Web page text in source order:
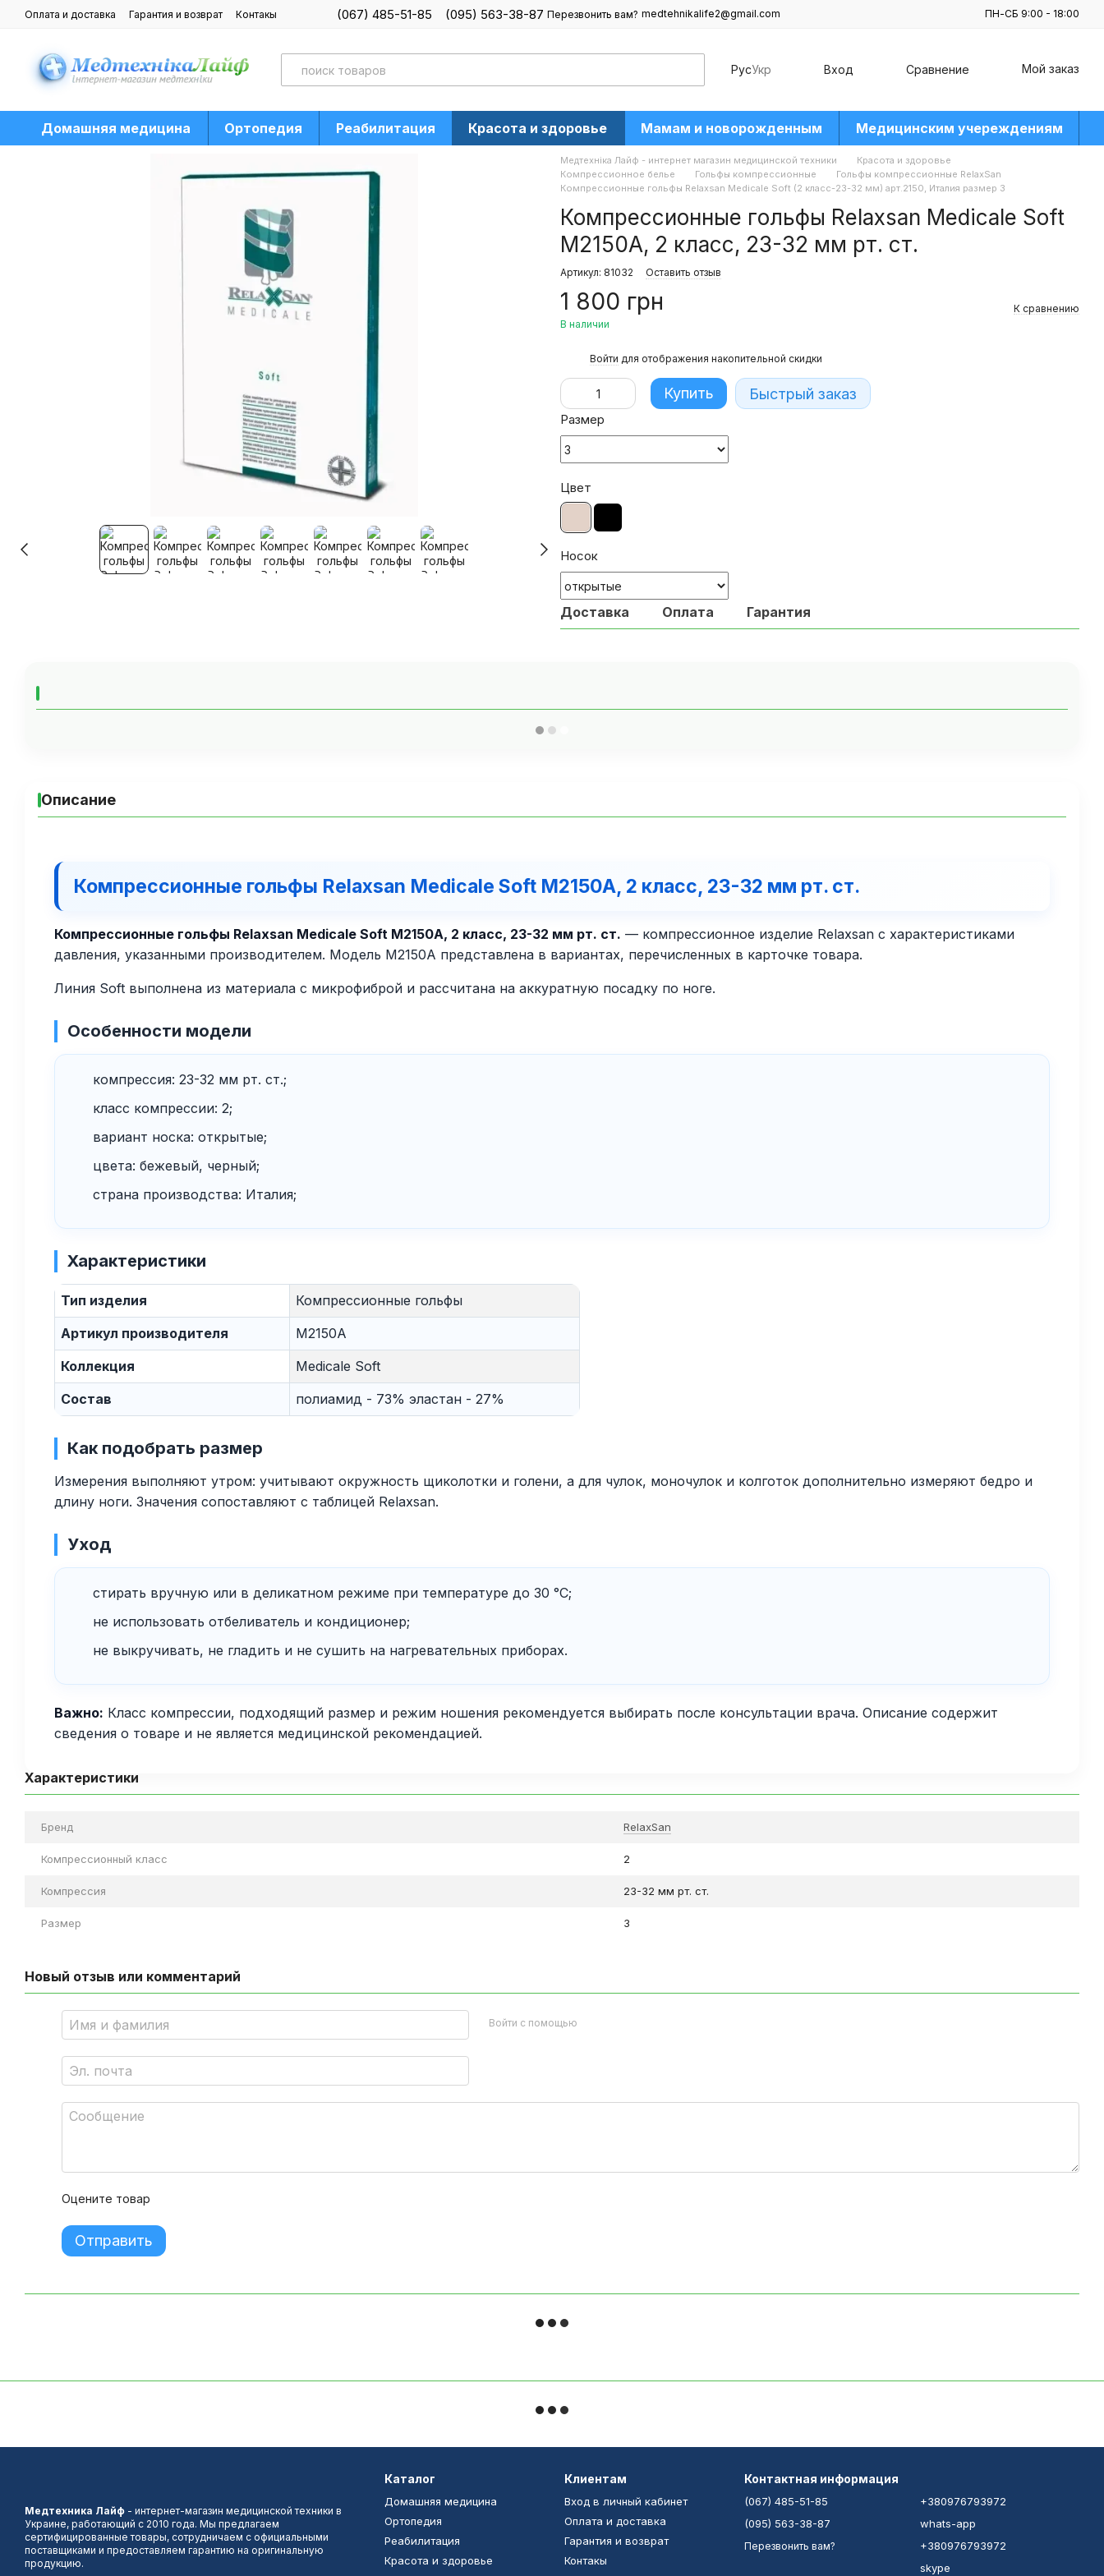
Перейти к основному контенту
Оплата и доставка Гарантия и возврат
Контакы
(067) 485-51-85 (095) 563-38-87 Перезвонить вам? medtehnikalife2@gmail.com ПН-СБ 9:00 - 18:00
РусУкр Вход Сравнение Мой заказ
Домашняя медицина Ортопедия Реабилитация Красота и здоровье Мамам и новорожденным Медицинским учереждениям
Медтехніка Лайф - интернет магазин медицинской техники
Красота и здоровье
Компрессионное белье
Гольфы компрессионные
Гольфы компрессионные RelaxSan
Компрессионные гольфы Relaxsan Medicale Soft (2 класс-23-32 мм) арт.2150, Италия размер 3
Компрессионные гольфы Relaxsan Medicale Soft
M2150A, 2 класс, 23-32 мм рт. ст.
Артикул: 81032 Оставить отзыв
1 800 грн
В наличии
К сравнению
Войти для отображения накопительной скидки
Купить Быстрый заказ
Размер
Цвет
Носок
Доставка Оплата Гарантия
Описание
Компрессионные гольфы Relaxsan Medicale Soft M2150A, 2 класс, 23-32 мм рт. ст.
Компрессионные гольфы Relaxsan Medicale Soft M2150A, 2 класс, 23-32 мм рт. ст. — компрессионное изделие Relaxsan с характеристиками
давления, указанными производителем. Модель M2150A представлена в вариантах, перечисленных в карточке товара.
Линия Soft выполнена из материала с микрофиброй и рассчитана на аккуратную посадку по ноге.
Особенности модели
компрессия: 23-32 мм рт. ст.;
класс компрессии: 2;
вариант носка: открытые;
цвета: бежевый, черный;
страна производства: Италия;
Характеристики
Тип изделия
Компрессионные гольфы
Артикул производителя
M2150A
Коллекция
Medicale Soft
Состав
полиамид - 73% эластан - 27%
Как подобрать размер
Измерения выполняют утром: учитывают окружность щиколотки и голени, а для чулок, моночулок и колготок дополнительно измеряют бедро и
длину ноги. Значения сопоставляют с таблицей Relaxsan.
Уход
стирать вручную или в деликатном режиме при температуре до 30 °C;
не использовать отбеливатель и кондиционер;
не выкручивать, не гладить и не сушить на нагревательных приборах.
Важно: Класс компрессии, подходящий размер и режим ношения рекомендуется выбирать после консультации врача. Описание содержит
сведения о товаре и не является медицинской рекомендацией.
Характеристики
Бренд RelaxSan
Компрессионный класс 2
Компрессия 23-32 мм рт. ст.
Размер 3
Новый отзыв или комментарий
Войти с помощью
Оцените товар
Отправить
Медтехника Лайф - интернет-магазин медицинской техники в
Украине, работающий с 2010 года. Мы предлагаем
сертифицированные товары, сотрудничаем с официальными
поставщиками и предоставляем гарантию на оригинальную
продукцию.
Каталог
Домашняя медицина
Ортопедия
Реабилитация
Красота и здоровье
Клиентам
Вход в личный кабинет
Оплата и доставка
Гарантия и возврат
Контакы
Контактная информация
(067) 485-51-85
(095) 563-38-87
Перезвонить вам?
+380976793972
whats-app
+380976793972
skype